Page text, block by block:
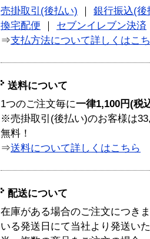
売掛取引(後払い)
銀行振込(後
換宅配便
セブンイレブン決済
⇒支払方法について詳しくはこ
送料について
1つのご注文毎に一律1,100円(税
※売掛取引(後払い)のお客様は
無料！
⇒送料について詳しくはこちら
配送について
在庫がある場合のご注文につき
いる発送日にて当社より発送い